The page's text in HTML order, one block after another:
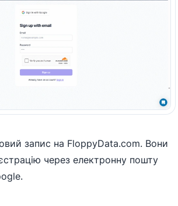
запис на FloppyData.com. Вони
через електронну пошту